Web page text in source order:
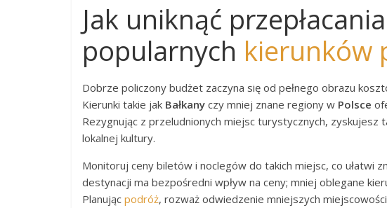
Jak uniknąć
popularnych kierunków
Dobrze policzony budżet zaczyna się od pełnego obrazu
Kierunki takie jak Bałkany czy mniej znane regiony w Polsce
Rezygnując z przeludnionych miejsc turystycznych, zyskujesz
lokalnej kultury.
Monitoruj ceny biletów i noclegów do takich miejsc, co ułatwi
destynacji ma bezpośredni wpływ na ceny; mniej oblegane
Planując podróż, rozważ odwiedzenie mniejszych